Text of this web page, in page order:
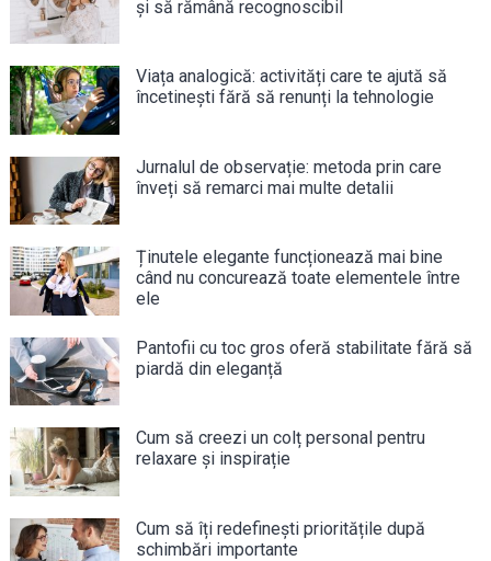
și să rămână recognoscibil
Viața analogică: activități care te ajută să
încetinești fără să renunți la tehnologie
Jurnalul de observație: metoda prin care
înveți să remarci mai multe detalii
Ținutele elegante funcționează mai bine
când nu concurează toate elementele între
ele
Pantofii cu toc gros oferă stabilitate fără să
piardă din eleganță
Cum să creezi un colț personal pentru
relaxare și inspirație
Cum să îți redefinești prioritățile după
schimbări importante